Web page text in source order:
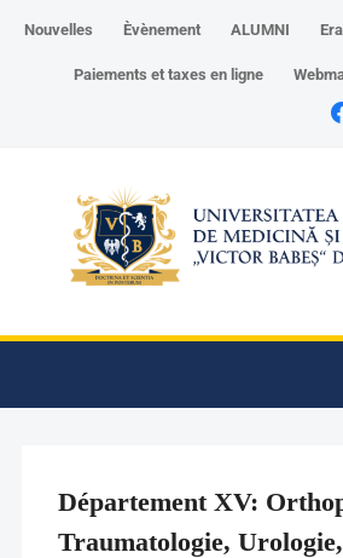
Nouvelles Èvènement ALUMNI
Paiements et taxes en ligne
Département XV:
Traumatologie,